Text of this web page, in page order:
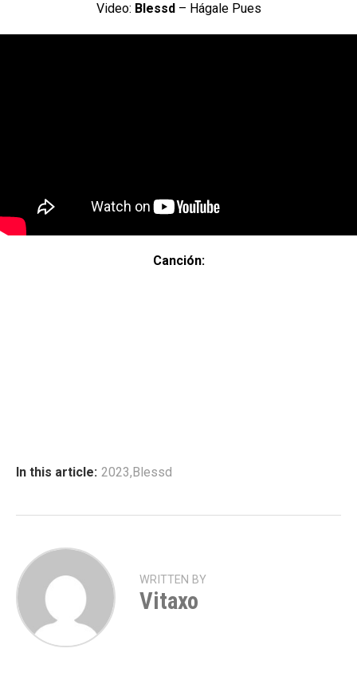
Video: Blessd – Hágale Pues
Canción:
In this article: 2023,Blessd
WRITTEN BY
Vitaxo